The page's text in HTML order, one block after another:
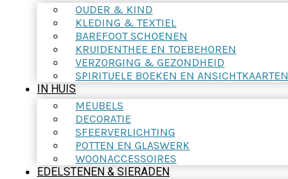
OUDER & KIND
KLEDING & TEXTIEL
BAREFOOT SCHOENEN
KRUIDENTHEE EN TOEBEHOREN
VERZORGING & GEZONDHEID
SPIRITUELE BOEKEN EN ANSICHTKAARTEN
IN HUIS
MEUBELS
DECORATIE
SFEERVERLICHTING
POTTEN EN GLASWERK
WOONACCESSOIRES
EDELSTENEN & SIERADEN